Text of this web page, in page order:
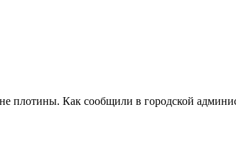
плотины. Как сообщили в городской